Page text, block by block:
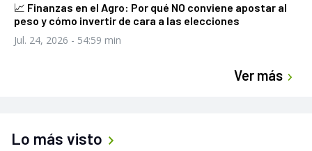
📈 Finanzas en el Agro: Por qué NO conviene apostar al
peso y cómo invertir de cara a las elecciones
Jul. 24, 2026 - 54:59 min
Ver más
Lo más visto